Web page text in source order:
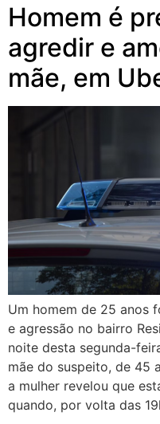
Homem é
agredir e
mãe, em
Um homem de 25 anos
e agressão no bairro
noite desta segunda-
mãe do suspeito, de 45
a mulher revelou que
quando, por volta das